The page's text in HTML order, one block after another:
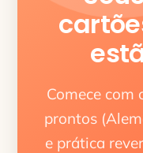
Comece com
prontos
e prática